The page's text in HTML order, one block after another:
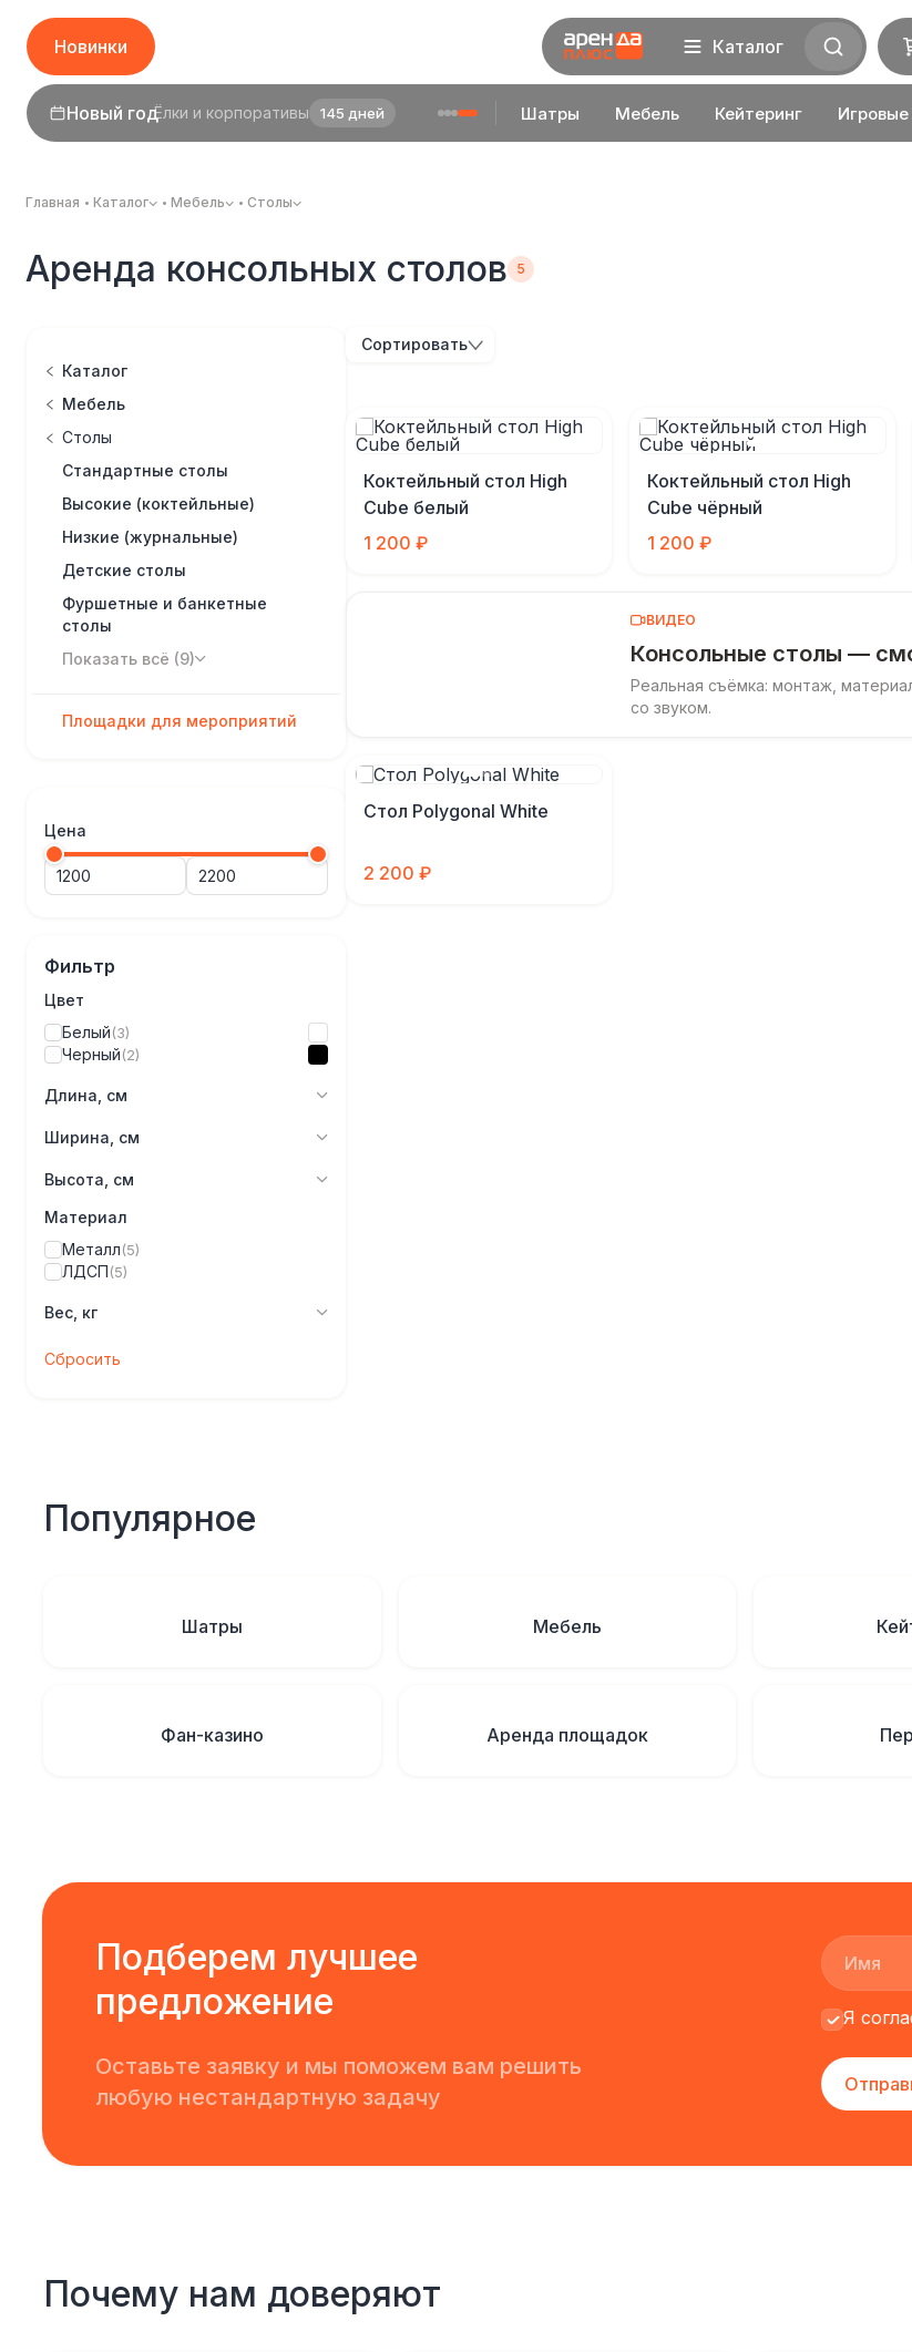
Новинки
Новый годЁлки и корпоративы 145 дней Шатры Мебель Кейтеринг Игровые
Каталог
Главная Каталог Мебель Столы
Аренда консольных столов
Каталог
Мебель
Столы
Стандартные столы
Высокие (коктейльные)
Низкие (журнальные)
Детские столы
Фуршетные и банкетные
столы
Показать всё (9)
Площадки для мероприятий
Цена
Фильтр
Цвет
Белый(3)
Черный(2)
Длина, см
Ширина, см
Высота, см
Материал
Металл(5)
ЛДСП(5)
Вес, кг
Сбросить
Сортировать
Коктейльный стол High
Cube белый
1 200 ₽
Коктейльный стол High
Cube чёрный
1 200 ₽
ВИДЕО
Консольные столы —
Реальная съёмка: монтаж,
со звуком.
Стол Polygonal White
2 200 ₽
Популярное
Шатры Мебель
Фан-казино Аренда площадок
Подберем лучшее
предложение
Оставьте заявку и мы поможем вам решить
любую нестандартную задачу
Я
Почему нам доверяют